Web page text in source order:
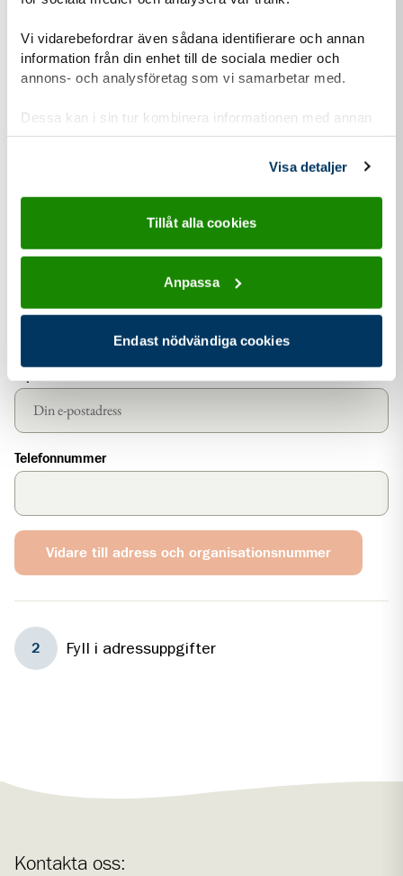
Vi vidarebefordrar även sådana identifierare och annan
information från din enhet till de sociala medier och
annons- och analysföretag som vi samarbetar med.
Dessa kan i sin tur kombinera informationen med annan
information som du har tillhandahållit eller som de har
Visa detaljer
Tillåt alla cookies
Anpassa
Endast nödvändiga cookies
Bli kårkompis - Betala med faktura:
Formuläret har2steg.
Telefonnummer
Vidare till adress och organisationsnummer
2 Steg2
Fyll i adressuppgifter
Kontakta oss: